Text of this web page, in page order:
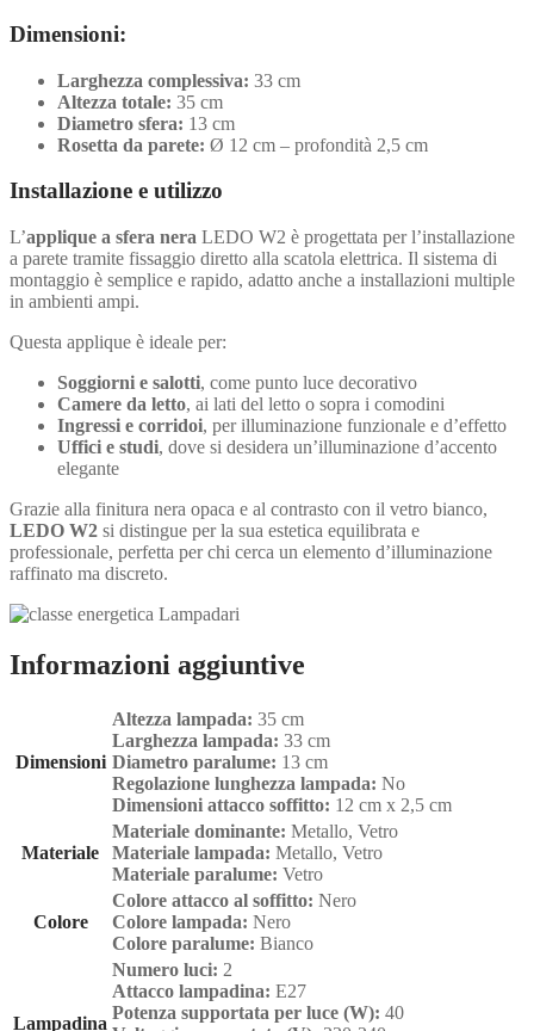
Dimensioni:
Larghezza complessiva: 33 cm
Altezza totale: 35 cm
Diametro sfera: 13 cm
Rosetta da parete: Ø 12 cm – profondità 2,5 cm
Installazione e utilizzo
L’applique a sfera nera LEDO W2 è progettata per l’installazione
a parete tramite fissaggio diretto alla scatola elettrica. Il sistema di
montaggio è semplice e rapido, adatto anche a installazioni multiple
in ambienti ampi.
Questa applique è ideale per:
Soggiorni e salotti, come punto luce decorativo
Camere da letto, ai lati del letto o sopra i comodini
Ingressi e corridoi, per illuminazione funzionale e d’effetto
Uffici e studi, dove si desidera un’illuminazione d’accento
elegante
Grazie alla finitura nera opaca e al contrasto con il vetro bianco,
LEDO W2 si distingue per la sua estetica equilibrata e
professionale, perfetta per chi cerca un elemento d’illuminazione
raffinato ma discreto.
Informazioni aggiuntive
Dimensioni
Altezza lampada: 35 cm
Larghezza lampada: 33 cm
Diametro paralume: 13 cm
Regolazione lunghezza lampada: No
Dimensioni attacco soffitto: 12 cm x 2,5 cm
Materiale
Materiale dominante: Metallo, Vetro
Materiale lampada: Metallo, Vetro
Materiale paralume: Vetro
Colore
Colore attacco al soffitto: Nero
Colore lampada: Nero
Colore paralume: Bianco
Lampadina
Numero luci: 2
Attacco lampadina: E27
Potenza supportata per luce (W): 40